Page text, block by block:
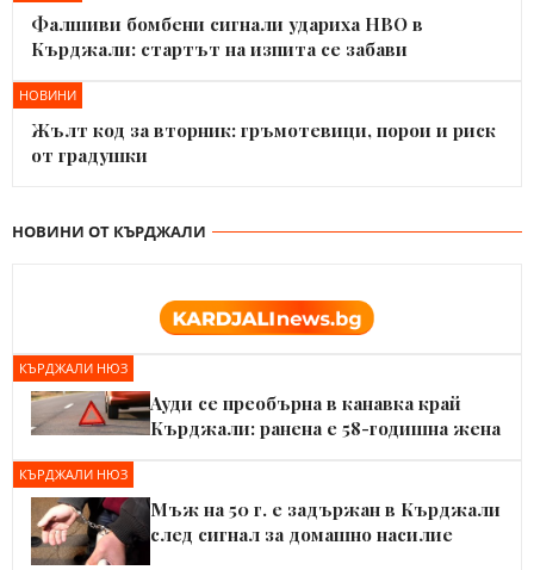
Фалшиви бомбени сигнали удариха НВО в
Кърджали: стартът на изпита се забави
НОВИНИ
Жълт код за вторник: гръмотевици, порои и риск
от градушки
НОВИНИ ОТ КЪРДЖАЛИ
КЪРДЖАЛИ НЮЗ
Ауди се преобърна в канавка край
Кърджали: ранена е 58-годишна жена
КЪРДЖАЛИ НЮЗ
Мъж на 50 г. е задържан в Кърджали
след сигнал за домашно насилие